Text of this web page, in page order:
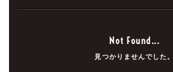
Not Found...
見つかりませんでした。